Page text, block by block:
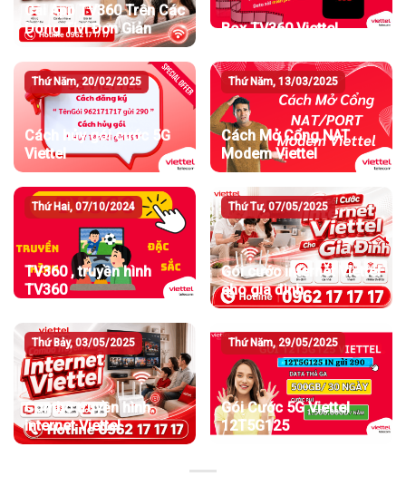
Cài App TV360 Trên Các
Dòng Tivi Đơn Giản
Box TV360 Viettel
Thứ Năm, 20/02/2025
Cách hủy gói cước 5G
Viettel
Thứ Năm, 13/03/2025
Cách Mở Cổng NAT
Modem Viettel
Thứ Hai, 07/10/2024
TV360 , truyền hình
TV360
Thứ Tư, 07/05/2025
Gói cước internet Viettel
cho gia đình
Thứ Bảy, 03/05/2025
Combo truyền hình
internet Viettel
Thứ Năm, 29/05/2025
Gói Cước 5G Viettel
12T5G125